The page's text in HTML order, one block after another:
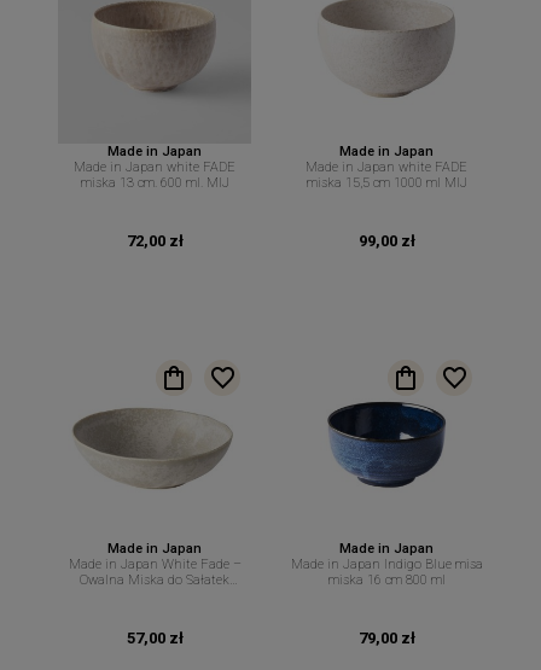
Made in Japan
Made in Japan white FADE
miska 13 cm. 600 ml. MIJ
72,00 zł
Made in Japan
Made in Japan white FADE
miska 15,5 cm 1000 ml MIJ
99,00 zł
Made in Japan
Made in Japan White Fade –
Owalna Miska do Sałatek
57,00 zł
Made in Japan
Made in Japan Indigo Blue misa
miska 16 cm 800 ml
79,00 zł